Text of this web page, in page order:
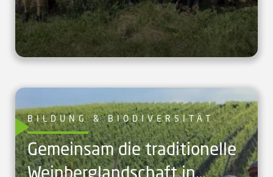
BILDUNG & BIODIVERSITÄT
Gemeinsam die traditionelle
Weinberglandschaft in